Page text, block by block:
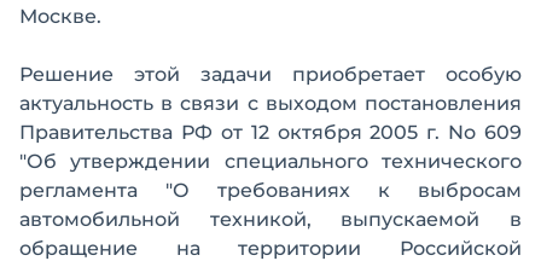
Москве.
Решение этой задачи приобретает особую
актуальность в связи с выходом постановления
Правительства РФ от 12 октября 2005 г. No 609
"Об утверждении специального технического
регламента "О требованиях к выбросам
автомобильной техникой, выпускаемой в
обращение на территории Российской